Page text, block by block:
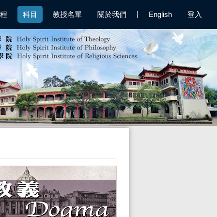
科目 教授名單 關於我們 | English 登入